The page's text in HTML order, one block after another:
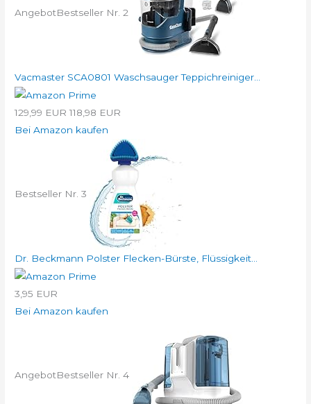
AngebotBestseller Nr. 2
Vacmaster SCA0801 Waschsauger Teppichreiniger...
129,99 EUR 118,98 EUR
Bei Amazon kaufen
Bestseller Nr. 3
Dr. Beckmann Polster Flecken-Bürste, Flüssigkeit...
3,95 EUR
Bei Amazon kaufen
AngebotBestseller Nr. 4